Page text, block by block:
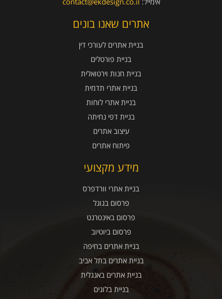
אתרים שאנו בונים
בניית אתרים לעורכי דין
בניית פורטלים
בניית חנות וירטואלית
בניית אתרי תדמית
בניית אתרי לוחות
בניית דפי נחיתה
עיצוב אתרים
פיתוח אתרים
מידע מקצועי
בניית אתרי וורדפרס
פרסום בגוגל
פרסום באינטרנט
פרסום ביוטיוב
בניית אתרים בחיפה
בניית אתרים בתל אביב
בניית אתרים באנגלית
בניית בלוגים